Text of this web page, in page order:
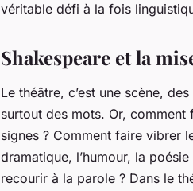
véritable défi à la fois
Shakespeare et la
Le théâtre, c’est une scène,
surtout des mots. Or,
signes ? Comment faire vibrer
dramatique, l’humour, la
recourir à la parole ? Dans le